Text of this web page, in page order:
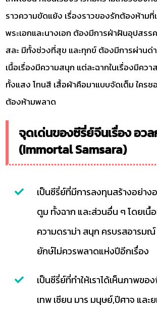
ราวความขัดแย้ง เรื่องราวของรักต้องห้ามที่
พระเอกและนางเอก ต้องมีการฝ่าฝันอุปสรร
สละ มีทั้งช่วงที่สุข และทุกข์ ต้องมีการผ่านด่
เนื้อเรื่องมีความสนุก แต่ละฉากในเรื่องมีคว
ทั้งแสง โทนสี เสื้อผ้าคือมาแบบจัดเต็ม ใครช
ต้องห้ามพลาด
จุดเด่นของซีรี่ย์จีนเรื่อง อว
(Immortal Samsara)
เป็นซีรี่ย์ที่มีการลงทุนสร้างอย่าง
ตูม ทั้งฉาก และส่วนอื่น ๆ โดยเนื้
ความดราม่า สนุก ครบรสอารม
ยักษ์ไม่ควรพลาดแห่งปีอีกเรื่อง
เป็นซีรี่ย์ที่ทำให้เราได้เห็นภาพข
เทพ เซียน มาร มนุษย์,ปีศาจ และ